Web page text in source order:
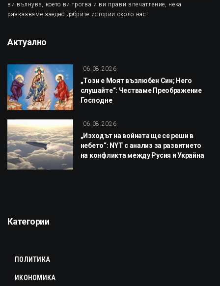
ви вълнува, което ви трогва и ви прави впечатление, нека
разказваме заедно добрите истории около нас!
Актуално
06.08.2026
„Този е Моят възлюбен Син; Него
слушайте“: Честваме Преображение
Господне
06.08.2026
„Изходът на войната ще се реши в
небето“: NYT с анализ за развитието
на конфликта между Русия и Украйна
Категории
ПОЛИТИКА
ИКОНОМИКА